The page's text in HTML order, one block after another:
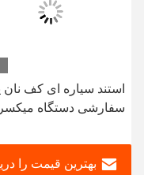
استند سیاره ای کف نان
سفارشی دستگاه میکسر
بهترین قیمت را